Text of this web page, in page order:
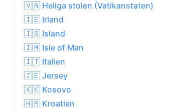
🇻🇦 Heliga stolen (Vatikanstaten)
🇮🇪 Irland
🇮🇸 Island
🇮🇲 Isle of Man
🇮🇹 Italien
🇯🇪 Jersey
🇽🇰 Kosovo
🇭🇷 Kroatien